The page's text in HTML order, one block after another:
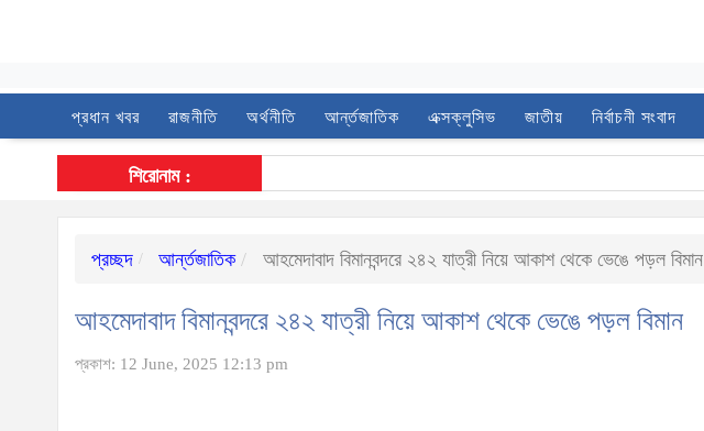
প্রধান খবর রাজনীতি অর্থনীতি আর্ন্তজাতিক এক্সক্লুসিভ জাতীয় নির্বাচনী সংবাদ
শিরোনাম :
প্রচ্ছদ আর্ন্তজাতিক আহমেদাবাদ বিমানবন্দরে ২৪২ যাত্রী নিয়ে আকাশ থেকে ভেঙে পড়ল বিমান
আহমেদাবাদ বিমানবন্দরে ২৪২ যাত্রী নিয়ে আকাশ থেকে ভেঙে পড়ল বিমান
প্রকাশ: 12 June, 2025 12:13 pm